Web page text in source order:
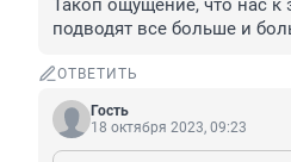
Такоп ощущение, что нас к
подводят все больше и
ОТВЕТИТЬ
Гость
18 октября 2023, 09:23